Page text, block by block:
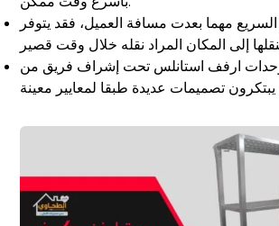
مهما بعدت مسافة العميل، فقد يتوفر
ارفف استانلس تحت إشراف فريق من